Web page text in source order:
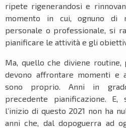
ripete rigenerandosi e
momento in cui, ognuno di
personale o professionale, si
pianificare le attività e gli
Ma, quello che diviene routine,
devono affrontare momenti e
sono proprio. Anni in
precedente pianificazione. E,
l’inizio di questo 2021 non ha
anni che, dal dopoguerra ad